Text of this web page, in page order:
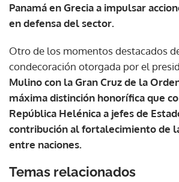
Panamá en Grecia a impulsar
en defensa del sector.
Otro de los momentos destacados
condecoración otorgada por el
Mulino con la Gran Cruz de la
máxima distinción honorífica que
República Helénica a jefes de
contribución al fortalecimiento de
entre naciones.
Temas relacionados